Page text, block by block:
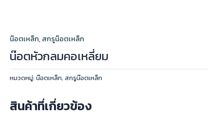
น๊อตเหล็ก,สกรูน๊อตเหล็ก
น๊อตหัวกลมคอเหลี่ยม
หมวดหมู่:น๊อตเหล็ก, สกรูน๊อตเหล็ก
สินค้าที่เกี่ยวข้อง